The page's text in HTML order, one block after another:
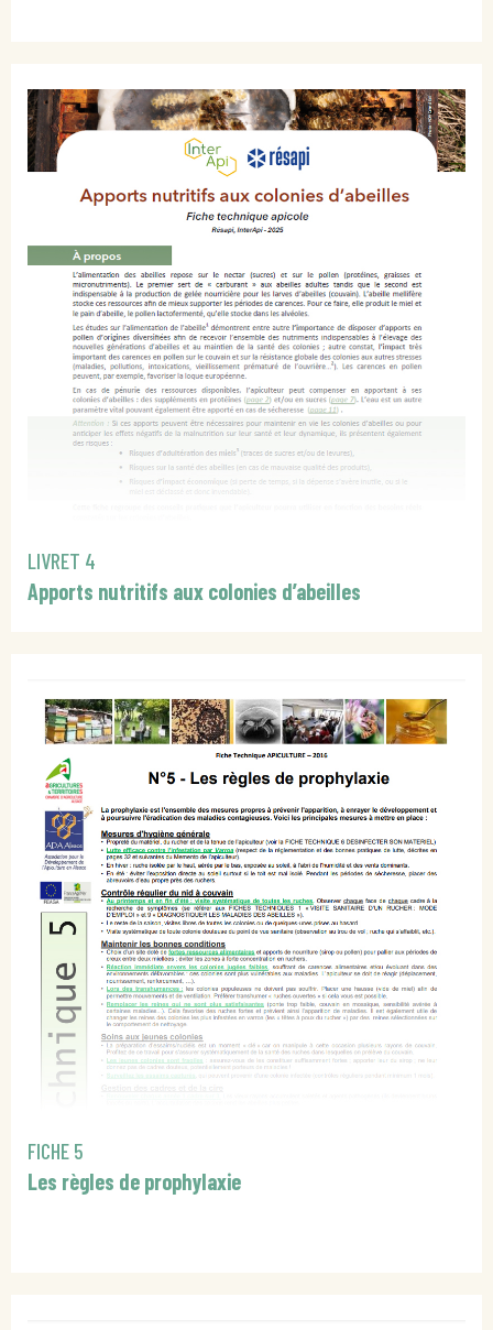
LIVRET 4
Apports nutritifs aux colonies d’abeilles
FICHE 5
Les règles de prophylaxie